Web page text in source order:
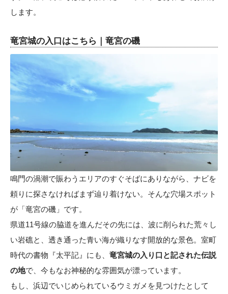
します。
竜宮城の入口はこちら｜竜宮の磯
鳴門の渦潮で賑わうエリアのすぐそばにありながら、ナビを
頼りに探さなければまず辿り着けない。そんな穴場スポット
が「竜宮の磯」です。
県道11号線の脇道を進んだその先には、波に削られた荒々し
い岩礁と、透き通った青い海が織りなす開放的な景色。室町
時代の書物『太平記』にも、 竜宮城の入り口と記された伝説
の地で、今もなお神秘的な雰囲気が漂っています。
もし、浜辺でいじめられているウミガメを見つけたとして